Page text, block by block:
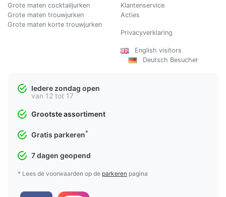
Grote maten cocktailjurken
Grote maten trouwjurken
Grote maten korte trouwjurken
Klantenservice
Acties
Privacyverklaring
English visitors
Deutsch Besucher
Iedere zondag open
van 12 tot 17
Grootste assortiment
Gratis parkeren*
7 dagen geopend
* Lees de voorwaarden op de parkeren pagina